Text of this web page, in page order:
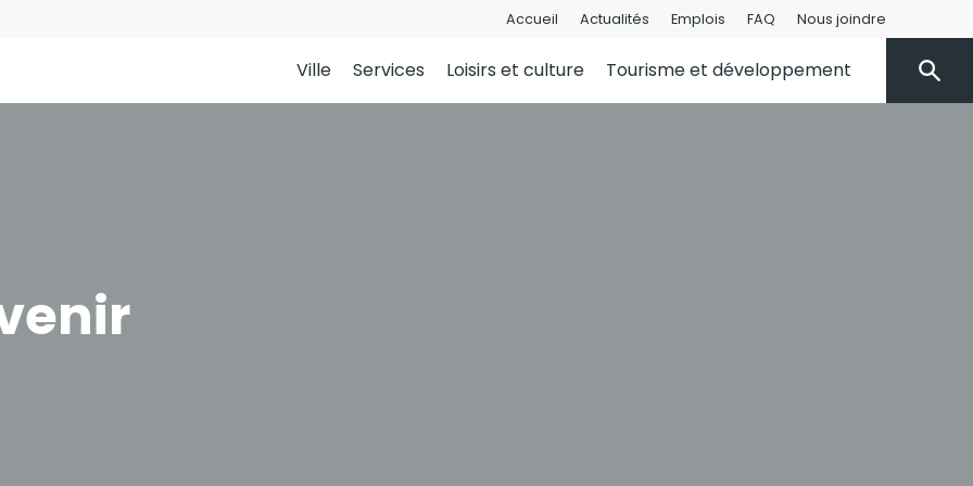
Accueil Actualités Emplois FAQ Nous joindre
Ville Services Loisirs et culture Tourisme et développement